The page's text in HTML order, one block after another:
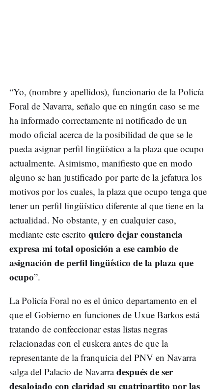
“Yo, (nombre y apellidos), funcionario de la Policía
Foral de Navarra, señalo que en ningún caso se me
ha informado correctamente ni notificado de un
modo oficial acerca de la posibilidad de que se le
pueda asignar perfil lingüístico a la plaza que ocupo
actualmente. Asimismo, manifiesto que en modo
alguno se han justificado por parte de la jefatura los
motivos por los cuales, la plaza que ocupo tenga que
tener un perfil lingüístico diferente al que tiene en la
actualidad. No obstante, y en cualquier caso,
mediante este escrito quiero dejar constancia
expresa mi total oposición a ese cambio de
asignación de perfil lingüístico de la plaza que
ocupo”.
La Policía Foral no es el único departamento en el
que el Gobierno en funciones de Uxue Barkos está
tratando de confeccionar estas listas negras
relacionadas con el euskera antes de que la
representante de la franquicia del PNV en Navarra
salga del Palacio de Navarradespués de ser
desalojado con claridad su cuatripartito por las